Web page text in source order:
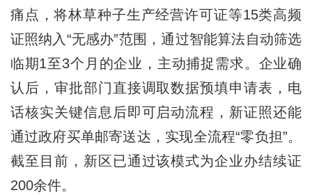
痛点，将林草种子生产经营许可证等15类高频
证照纳入“无感办”范围，通过智能算法自动筛选
临期1至3个月的企业，主动捕捉需求。企业确
认后，审批部门直接调取数据预填申请表，电
话核实关键信息后即可启动流程，新证照还能
通过政府买单邮寄送达，实现全流程“零负担”。
截至目前，新区已通过该模式为企业办结续证
200余件。